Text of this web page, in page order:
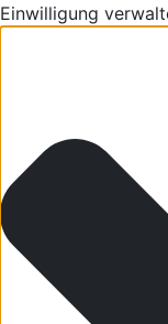
Einwilligung